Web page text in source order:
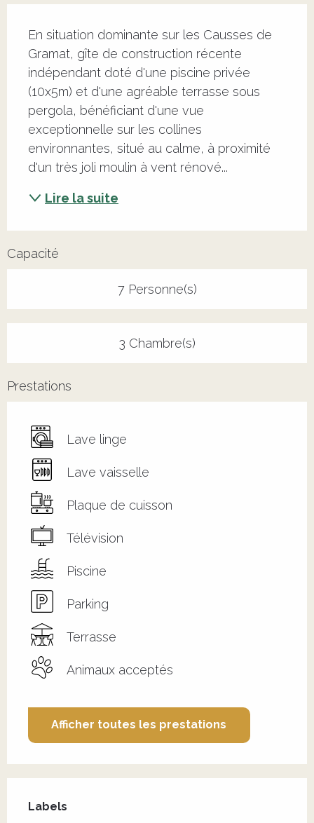
En situation dominante sur les Causses de
Gramat, gîte de construction récente
indépendant doté d'une piscine privée
(10x5m) et d'une agréable terrasse sous
pergola, bénéficiant d'une vue
exceptionnelle sur les collines
environnantes, situé au calme, à proximité
d'un très joli moulin à vent rénové...
Lire la suite
Capacité
7 Personne(s)
3 Chambre(s)
Prestations
Lave linge
Lave vaisselle
Plaque de cuisson
Télévision
Piscine
Parking
Terrasse
Animaux acceptés
Afficher toutes les prestations
Labels
Labels